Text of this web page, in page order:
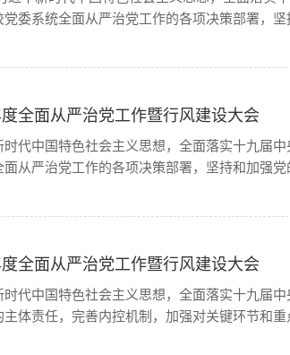
委系统全面从严治党工作的各项决策部署，
全面从严治党工作暨行风建设大会
代中国特色社会主义思想，全面落实十九届
从严治党工作的各项决策部署，坚持和加强
全面从严治党工作暨行风建设大会
代中国特色社会主义思想，全面落实十九届
体责任，完善内控机制，加强对关键环节和